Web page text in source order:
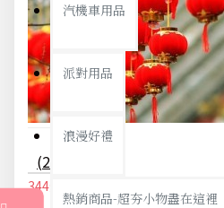
汽機車用品
派對用品
浪漫好禮
熱銷商品-超夯小物盡在這裡
344元